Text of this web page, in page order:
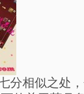
分相似之处